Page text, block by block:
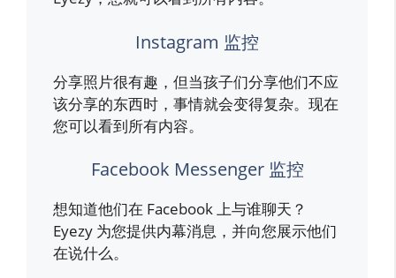
Instagram 监控
分享照片很有趣，但当孩子们分享他们不应
该分享的东西时，事情就会变得复杂。现在
您可以看到所有内容。
Facebook Messenger 监控
想知道他们在 Facebook 上与谁聊天？
Eyezy 为您提供内幕消息，并向您展示他们
在说什么。